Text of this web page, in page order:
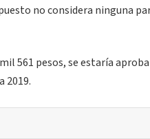
no considera ninguna
561 pesos, se estaría
2019.